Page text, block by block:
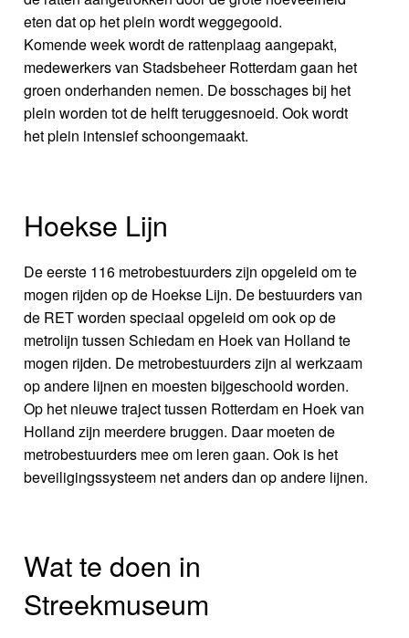
eten dat op het plein wordt weggegooid.
Komende week wordt de rattenplaag aangepakt,
medewerkers van Stadsbeheer Rotterdam gaan het
groen onderhanden nemen. De bosschages bij het
plein worden tot de helft teruggesnoeid. Ook wordt
het plein intensief schoongemaakt.
Hoekse Lijn
De eerste 116 metrobestuurders zijn opgeleid om te
mogen rijden op de Hoekse Lijn. De bestuurders van
de RET worden speciaal opgeleid om ook op de
metrolijn tussen Schiedam en Hoek van Holland te
mogen rijden. De metrobestuurders zijn al werkzaam
op andere lijnen en moesten bijgeschoold worden.
Op het nieuwe traject tussen Rotterdam en Hoek van
Holland zijn meerdere bruggen. Daar moeten de
metrobestuurders mee om leren gaan. Ook is het
beveiligingssysteem net anders dan op andere lijnen.
Wat te doen in
Streekmuseum